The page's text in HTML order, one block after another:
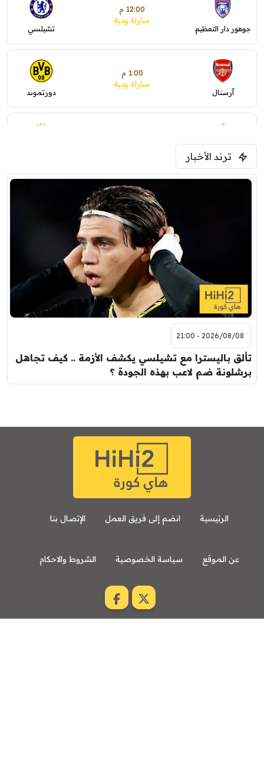
جوهور دار التعظيم
12:00 م
مباراة ودية
تشيلسي
آرسنال
1:00 م
مباراة ودية
دورتموند
ليفربول
ترند الأخبار
2026/08/08 - 21:00
تألق باليسترا مع تشيلسي يكشف الأزمة .. كيف تجاهل
برشلونة ضم لاعب بهذه الجودة ؟
الرئيسية انضم إلى فريق العمل الإتصال بنا
عن الموقع سياسة الخصوصية الشروط والاحكام